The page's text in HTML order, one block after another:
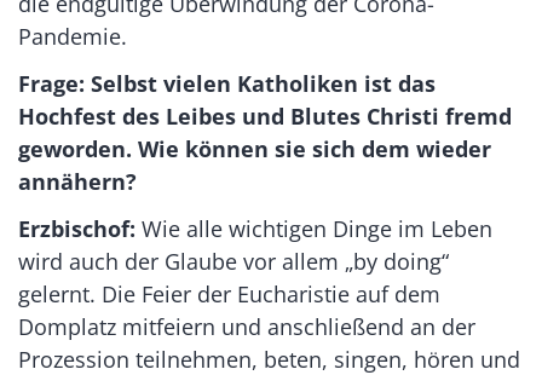
Pandemie.
Frage: Selbst vielen Katholiken ist das
Hochfest des Leibes und Blutes Christi fremd
geworden. Wie können sie sich dem wieder
annähern?
Erzbischof: Wie alle wichtigen Dinge im Leben
wird auch der Glaube vor allem „by doing“
gelernt. Die Feier der Eucharistie auf dem
Domplatz mitfeiern und anschließend an der
Prozession teilnehmen, beten, singen, hören und